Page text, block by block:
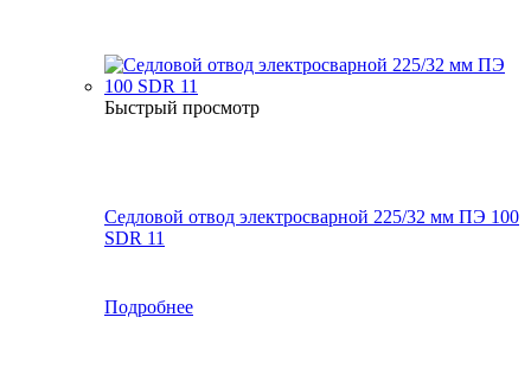
Быстрый просмотр
Седловой отвод электросварной 225/32 мм ПЭ 100
SDR 11
Подробнее